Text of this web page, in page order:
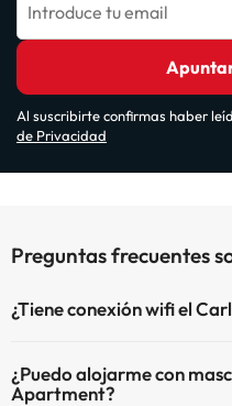
Introduce tu email
Al suscribirte confirmas haber
de Privacidad
Preguntas frecuentes
¿Tiene conexión wifi el
¿Puedo alojarme con
Apartment?